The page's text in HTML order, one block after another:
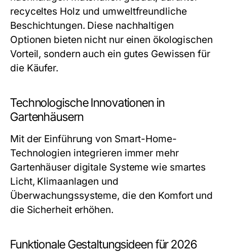
recyceltes Holz und umweltfreundliche
Beschichtungen. Diese nachhaltigen
Optionen bieten nicht nur einen ökologischen
Vorteil, sondern auch ein gutes Gewissen für
die Käufer.
Technologische Innovationen in
Gartenhäusern
Mit der Einführung von Smart-Home-
Technologien integrieren immer mehr
Gartenhäuser digitale Systeme wie smartes
Licht, Klimaanlagen und
Überwachungssysteme, die den Komfort und
die Sicherheit erhöhen.
Funktionale Gestaltungsideen für 2026